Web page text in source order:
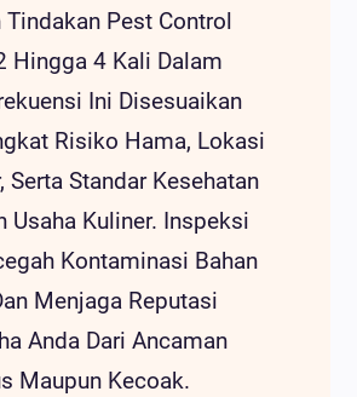
Pest Control
Hingga 4 Kali Dalam
Ini Disesuaikan
Risiko Hama, Lokasi
Serta Standar Kesehatan
Usaha Kuliner. Inspeksi
Kontaminasi Bahan
Menjaga Reputasi
Anda Dari Ancaman
Maupun Kecoak.